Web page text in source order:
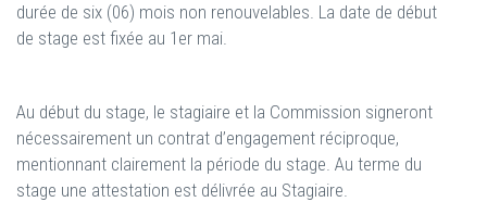
durée de six (06) mois non renouvelables. La date de début
de stage est fixée au 1er mai.
Au début du stage, le stagiaire et la Commission signeront
nécessairement un contrat d’engagement réciproque,
mentionnant clairement la période du stage. Au terme du
stage une attestation est délivrée au Stagiaire.